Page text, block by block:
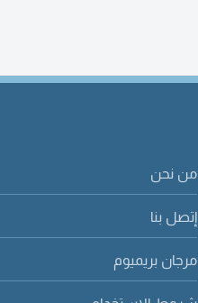
من نحن
إتصل بنا
مرجان بريميوم